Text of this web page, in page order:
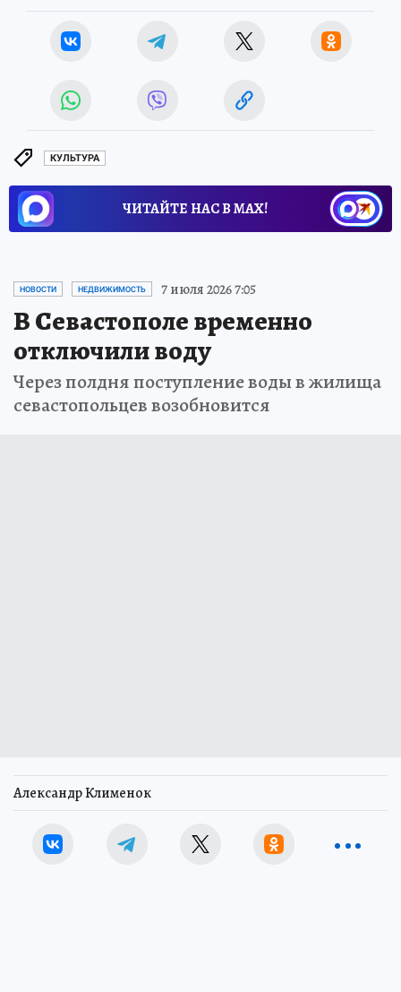
КУЛЬТУРА
ЧИТАЙТЕ НАС В МАХ!
НОВОСТИ НЕДВИЖИМОСТЬ 7 июля 2026 7:05
В Севастополе временно
отключили воду
Через полдня поступление воды в жилища
севастопольцев возобновится
Александр Клименок